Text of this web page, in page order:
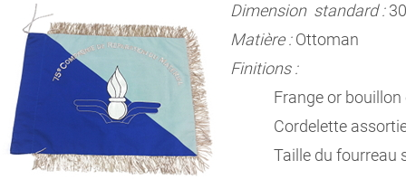
Dimension standard :
Matière :Ottoman
Finitions :
Frange or bouillon
Cordelette assortie
Taille du fourreau